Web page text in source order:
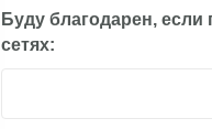
Буду благодарен, если
сетях: